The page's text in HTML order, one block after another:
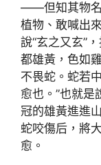
——但知其物
植物、敢喊出
說“玄之又玄”
都雄黃，色如
不畏蛇。蛇若
愈也。”也就是
冠的雄黃進進
蛇咬傷后，將
愈。